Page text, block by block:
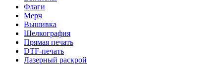
Флаги
Мерч
Вышивка
Шелкография
Прямая печать
DTF-печать
Лазерный раскрой